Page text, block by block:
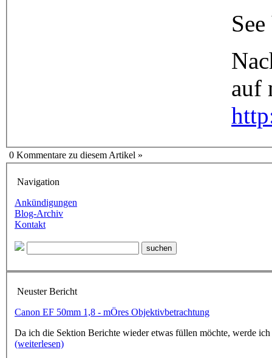
auf
0 Kommentare zu diesem Artikel »
Navigation
Ankündigungen
Blog-Archiv
Kontakt
Neuster Bericht
Canon EF 50mm 1,8 - mÖres Objektivbetrachtung
Da ich die Sektion Berichte wieder etwas füllen möchte, werde
(weiterlesen)